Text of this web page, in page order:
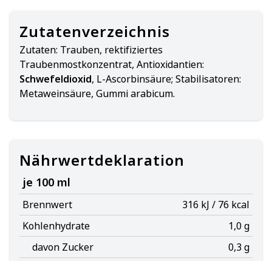
Zutatenverzeichnis
Zutaten: Trauben, rektifiziertes
Traubenmostkonzentrat, Antioxidantien:
Schwefeldioxid, L-Ascorbinsäure; Stabilisatoren:
Metaweinsäure, Gummi arabicum.
Nährwertdeklaration
je 100 ml
Brennwert
316 kJ / 76 kcal
Kohlenhydrate
1,0 g
davon Zucker
0,3 g